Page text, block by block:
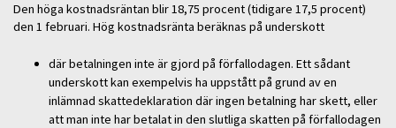
Den höga kostnadsräntan blir 18,75 procent (tidigare 17,5 procent)
den 1 februari. Hög kostnadsränta beräknas på underskott
där betalningen inte är gjord på förfallodagen. Ett sådant
underskott kan exempelvis ha uppstått på grund av en
inlämnad skattedeklaration där ingen betalning har skett, eller
att man inte har betalat in den slutliga skatten på förfallodagen